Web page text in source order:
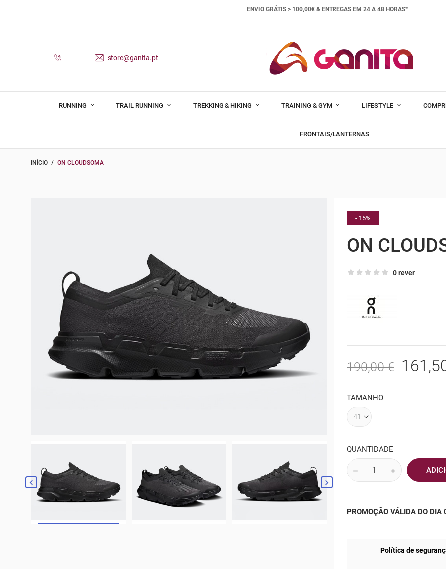
ENVIO GRÁTIS > 100,00€ & ENTREGAS EM 24 A 48 HORAS*
store@ganita.pt
RUNNING TRAIL RUNNING TREKKING & HIKING TRAINING & GYM LIFESTYLE
FRONTAIS/LANTERNAS
INÍCIO ON CLOUDSOMA
 
- 15%
ON
0 rever
190,00 €
TAMANHO
QUANTIDADE
PROMOÇÃO VÁLIDA DO
Política de